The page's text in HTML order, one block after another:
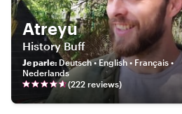
Atreyu
History Buff
Je parle: Deutsch • English • Français •
Nederlands
(222 reviews)